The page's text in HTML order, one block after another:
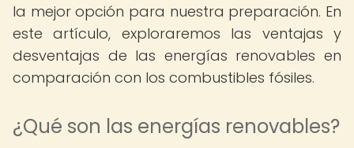
la mejor opción para nuestra preparación. En
este artículo, exploraremos las ventajas y
desventajas de las energías renovables en
comparación con los combustibles fósiles.
¿Qué son las energías renovables?